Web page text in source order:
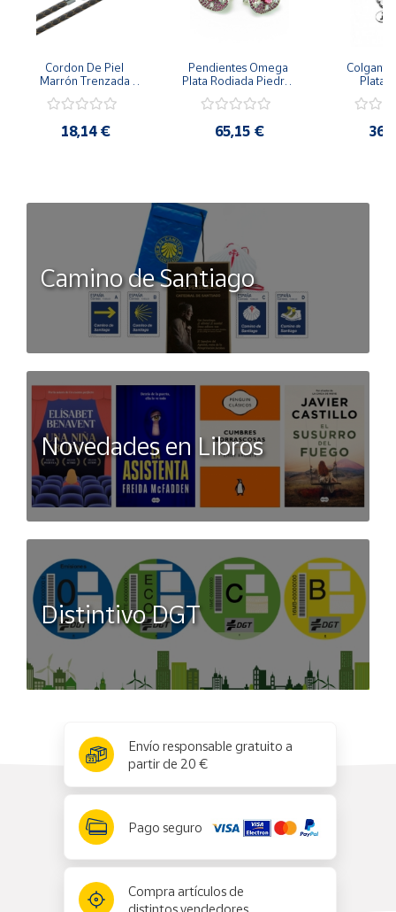
Cordon De Piel
Marrón Trenzada
Plata De 45Cm
18,14 €
Pendientes Omega
Plata Rodiada Piedras
65,15 €
Plata
Camino de Santiago
Novedades en Libros
Distintivo DGT
Envío responsable gratuito a
partir de 20 €
Pago seguro
Compra artículos de
distintos vendedores